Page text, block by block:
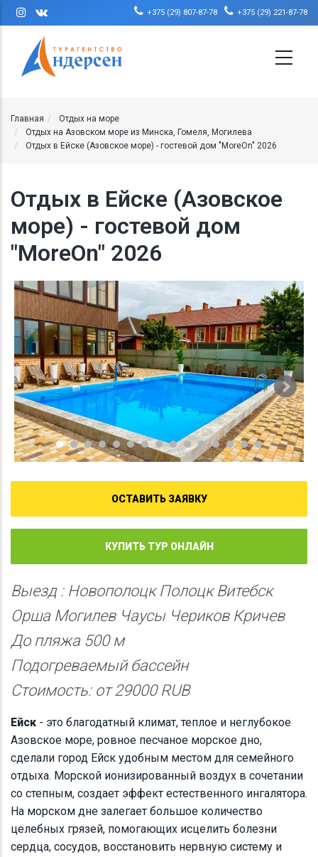
Перейти к основному содержанию
+375 (29) 807-87-78 +375 (29) 221-87-78
Главная
Отдых на море
Отдых на Азовском море из Минска, Гомеля, Могилева
Отдых в Ейске (Азовское море) - гостевой дом "MoreOn" 2026
Отдых в Ейске (Азовское
море) - гостевой дом
"MoreOn" 2026
ОСТАВИТЬ ЗАЯВКУ
КУПИТЬ ТУР ОНЛАЙН
Выезд : Новополоцк Полоцк Витебск
Орша Могилев Чаусы Чериков Кричев
До пляжа 500 м
Подогреваемый бассейн
Стоимость: от 29000 RUB
Ейск - это благодатный климат, теплое и неглубокое
Азовское море, ровное песчаное морское дно,
сделали город Ейск удобным местом для семейного
отдыха. Морской ионизированный воздух в сочетании
со степным, создает эффект естественного ингалятора.
На морском дне залегает большое количество
целебных грязей, помогающих исцелить болезни
сердца, сосудов, восстановить нервную систему и